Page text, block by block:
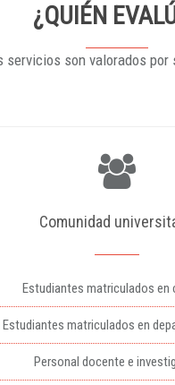
¿QUIÉN
servicios son valorados por
Comunidad
Estudiantes matriculados en
Estudiantes matriculados en
Personal docente e